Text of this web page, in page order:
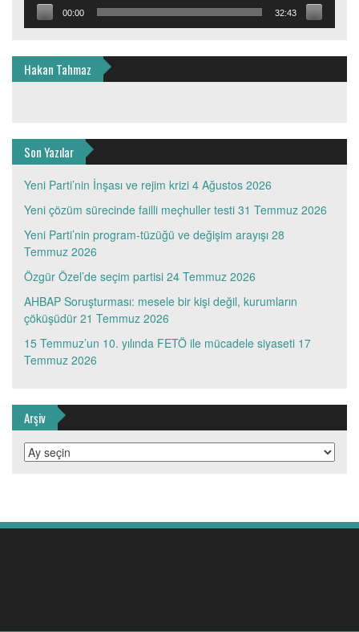
00:00 32:43
Hakan Tahmaz
Son Yazılar
Yeni Parti’nin İnşası ve rejim krizi 4 Ağustos 2026
Yeni çözüm sürecinde failli meçhuller testi 31 Temmuz 2026
Yeni Parti’nin program-tüzüğü ve değişim arayışı 28
Temmuz 2026
Özgür Özel’de seçim partisi 24 Temmuz 2026
AHBAP Soruşturması: mesele bir kişi değil, kurumların
çöküşüdür 21 Temmuz 2026
15 Temmuz’un 10. yılında FETÖ ile mücadele siyaseti 17
Temmuz 2026
Arşiv
Arşiv